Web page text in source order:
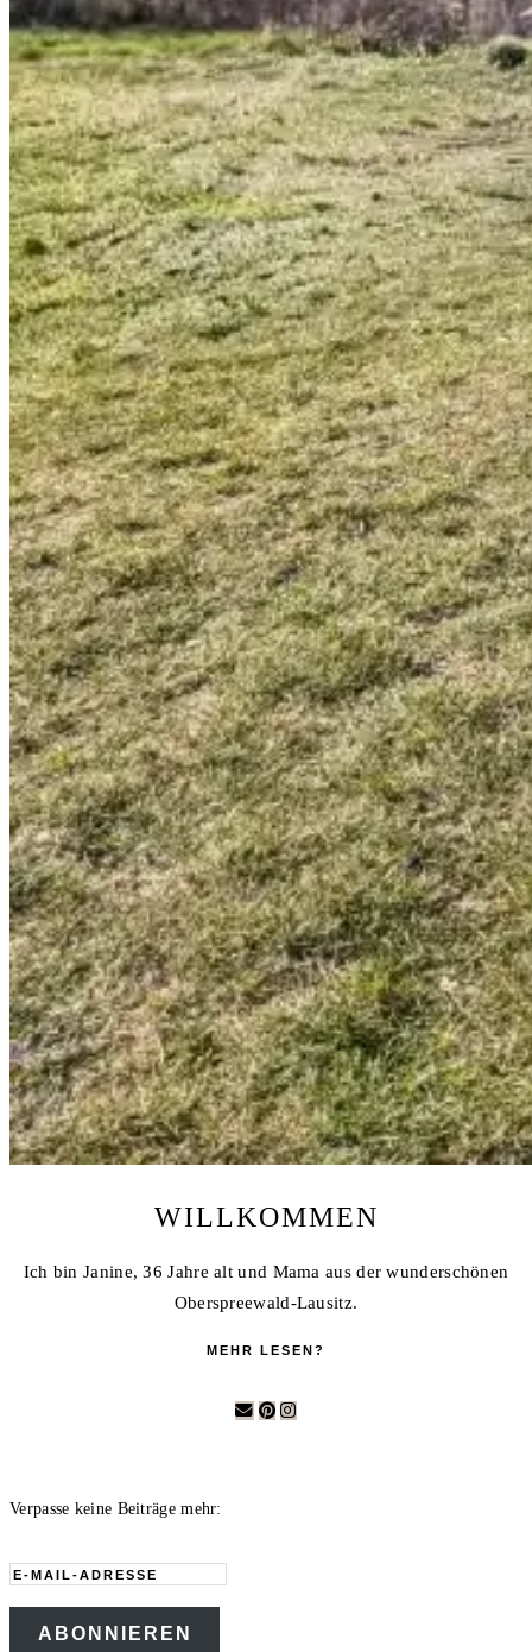
WILLKOMMEN
Ich bin Janine, 36 Jahre alt und Mama aus der wunderschönen
Oberspreewald-Lausitz.
MEHR LESEN?
Verpasse keine Beiträge mehr:
E-
Mail-
Adresse
ABONNIEREN